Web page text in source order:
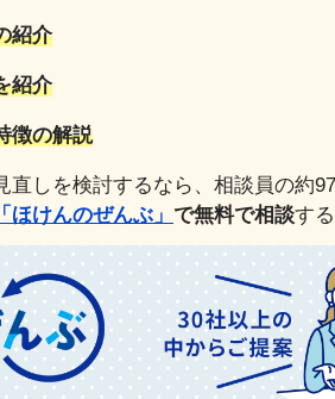
紹介
紹介
徴の解説
直しを検討するなら、相談員の約
「ほけんのぜんぶ」 で無料で相談す